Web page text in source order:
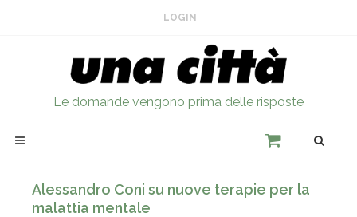
LOGIN
Le domande vengono prima delle risposte
Alessandro Coni su nuove terapie per la
malattia mentale